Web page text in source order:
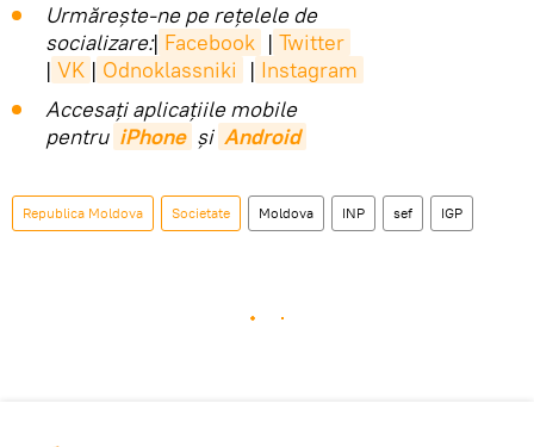
Urmărește-ne pe rețelele de
socializare:| Facebook | Twitter
| VK | Odnoklassniki | Instagram
Accesaţi aplicaţiile mobile
pentru iPhone și Android
Republica Moldova Societate Moldova INP sef IGP